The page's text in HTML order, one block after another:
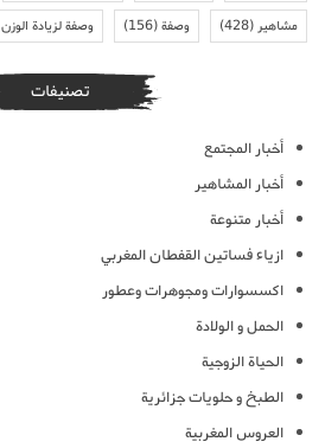
مشاهير(428) وصفة(156) وصفة لزيادة الوزن
تصنيفات
أخبار المجتمع
أخبار المشاهير
أخبار متنوعة
ازياء فساتين القفطان المغربي
اكسسوارات ومجوهرات وعطور
الحمل و الولادة
الحياة الزوجية
الطبخ و حلويات جزائرية
العروس المغربية